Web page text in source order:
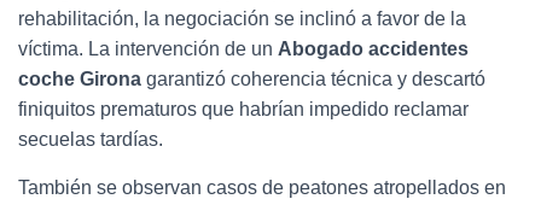
rehabilitación, la negociación se inclinó a favor de la
víctima. La intervención de un Abogado accidentes
coche Girona garantizó coherencia técnica y descartó
finiquitos prematuros que habrían impedido reclamar
secuelas tardías.
También se observan casos de peatones atropellados en